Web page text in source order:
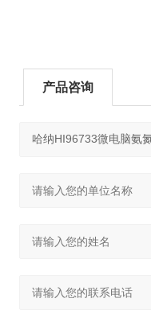
产品咨询